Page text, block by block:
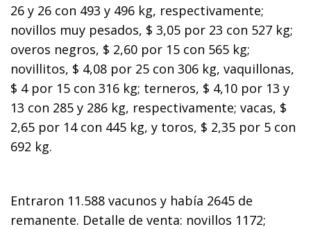
26 y 26 con 493 y 496 kg, respectivamente;
novillos muy pesados, $ 3,05 por 23 con 527 kg;
overos negros, $ 2,60 por 15 con 565 kg;
novillitos, $ 4,08 por 25 con 306 kg, vaquillonas,
$ 4 por 15 con 316 kg; terneros, $ 4,10 por 13 y
13 con 285 y 286 kg, respectivamente; vacas, $
2,65 por 14 con 445 kg, y toros, $ 2,35 por 5 con
692 kg.
Entraron 11.588 vacunos y había 2645 de
remanente. Detalle de venta: novillos 1172;